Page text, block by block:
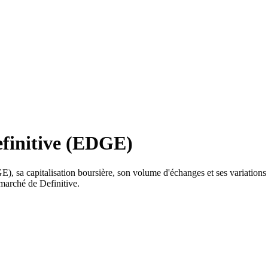
(EDGE)
sa capitalisation boursière, son volume d'échanges et ses
de Definitive.